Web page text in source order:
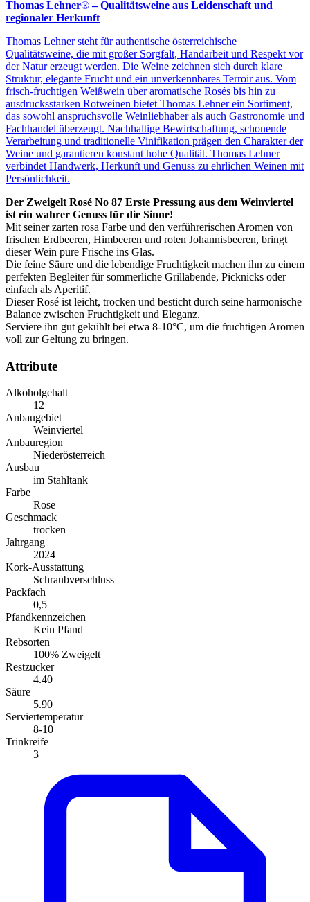
Thomas Lehner®– Qualitätsweine aus Leidenschaft und
regionaler Herkunft
Thomas Lehner steht für authentische österreichische
Qualitätsweine, die mit großer Sorgfalt, Handarbeit und Respekt vor
der Natur erzeugt werden. Die Weine zeichnen sich durch klare
Struktur, elegante Frucht und ein unverkennbares Terroir aus. Vom
frisch-fruchtigen Weißwein über aromatische Rosés bis hin zu
ausdrucksstarken Rotweinen bietet Thomas Lehner ein Sortiment,
das sowohl anspruchsvolle Weinliebhaber als auch Gastronomie und
Fachhandel überzeugt. Nachhaltige Bewirtschaftung, schonende
Verarbeitung und traditionelle Vinifikation prägen den Charakter der
Weine und garantieren konstant hohe Qualität. Thomas Lehner
verbindet Handwerk, Herkunft und Genuss zu ehrlichen Weinen mit
Persönlichkeit.
Der Zweigelt Rosé No 87 Erste Pressung aus dem Weinviertel
ist ein wahrer Genuss für die Sinne!
Mit seiner zarten rosa Farbe und den verführerischen Aromen von
frischen Erdbeeren, Himbeeren und roten Johannisbeeren, bringt
dieser Wein pure Frische ins Glas.
Die feine Säure und die lebendige Fruchtigkeit machen ihn zu einem
perfekten Begleiter für sommerliche Grillabende, Picknicks oder
einfach als Aperitif.
Dieser Rosé ist leicht, trocken und besticht durch seine harmonische
Balance zwischen Fruchtigkeit und Eleganz.
Serviere ihn gut gekühlt bei etwa 8-10°C, um die fruchtigen Aromen
voll zur Geltung zu bringen.
Attribute
Alkoholgehalt
12
Anbaugebiet
Weinviertel
Anbauregion
Niederösterreich
Ausbau
im Stahltank
Farbe
Rose
Geschmack
trocken
Jahrgang
2024
Kork-Ausstattung
Schraubverschluss
Packfach
0,5
Pfandkennzeichen
Kein Pfand
Rebsorten
100% Zweigelt
Restzucker
4.40
Säure
5.90
Serviertemperatur
8-10
Trinkreife
3